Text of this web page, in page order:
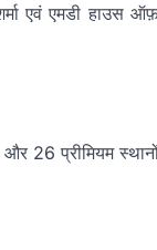
एवं एमडी हाउस
26 प्रीमियम